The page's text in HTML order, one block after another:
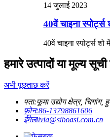
14 जुलाई 2023
40वें चाइना
40वें चाइना स्पोर्ट्स
हमारे उत्पादों या मूल्य
अभी पूछताछ करें
पता:फूमा उद्योग क्षेत्र,
फ़ोन:86-13798861606
ईमेलlivia@siboasi.com.cn